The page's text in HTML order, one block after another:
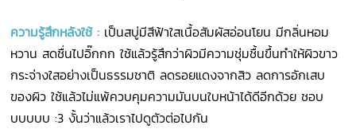
ความรู้สึกหลังใช้: เป็นสบู่มีสีฟ้าใสเนื้อสัมผัสอ่อนโยน มีกลิ่นหอม
หวาน สดชื่นไปอิ๊กกก ใช้แล้วรู้สึกว่าผิวมีความชุ่มชื้นขึ้นทำให้ผิวขาว
กระจ่างใสอย่างเป็นธรรมชาติ ลดรอยแดงจากสิว ลดการอักเสบ
ของผิว ใช้แล้วไม่แพ้ควบคุมความมันบนใบหน้าได้ดีอีกด้วย ชอบ
บบบบบ :3 งั้นว่าแล้วเราไปดูตัวต่อไปกัน